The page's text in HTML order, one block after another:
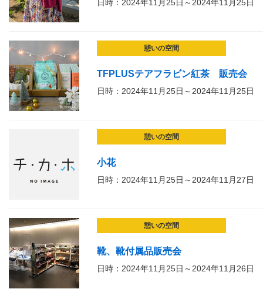
日時：2024年11月25日～2024年11月25日
憩いの空間
TFPLUSテアフラビン紅茶 販売会
日時：2024年11月25日～2024年11月25日
憩いの空間
小花
日時：2024年11月25日～2024年11月27日
憩いの空間
靴、靴付属品販売会
日時：2024年11月25日～2024年11月26日